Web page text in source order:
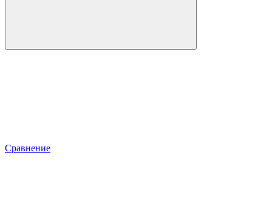
Сравнение